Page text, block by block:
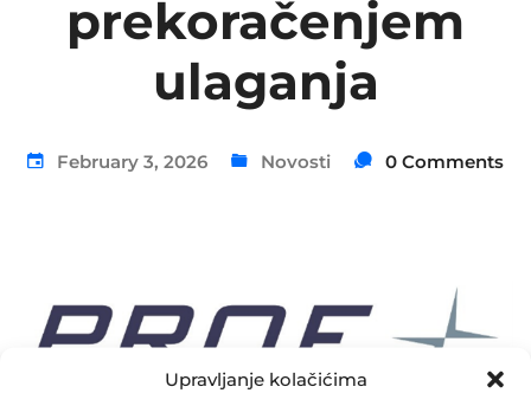
Upravljanje kolačićima
prekoračenjem
ulaganja
February 3, 2026 Novosti 0 Comments